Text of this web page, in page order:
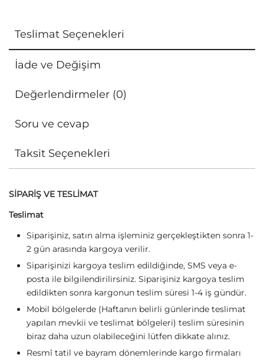
Teslimat Seçenekleri
İade ve Değişim
Değerlendirmeler (0)
Soru ve cevap
Taksit Seçenekleri
SİPARİŞ VE TESLİMAT
Teslimat
Siparişiniz, satın alma işleminiz gerçekleştikten sonra 1-
2 gün arasında kargoya verilir.
Siparişinizi kargoya teslim edildiğinde, SMS veya e-
posta ile bilgilendirilirsiniz. Siparişiniz kargoya teslim
edildikten sonra kargonun teslim süresi 1-4 iş gündür.
Mobil bölgelerde (Haftanın belirli günlerinde teslimat
yapılan mevkii ve teslimat bölgeleri) teslim süresinin
biraz daha uzun olabileceğini lütfen dikkate alınız.
Resmî tatil ve bayram dönemlerinde kargo firmaları